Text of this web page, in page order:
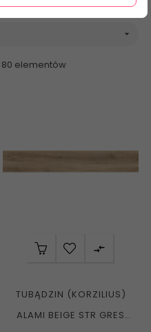

80 elementów

TUBĄDZIN (KORZILIUS)
ALAMI BEIGE STR GRES